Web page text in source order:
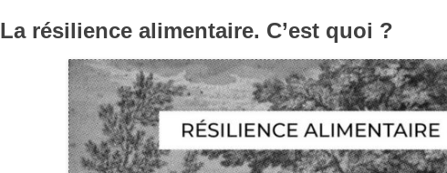
La résilience alimentaire. C’est quoi ?